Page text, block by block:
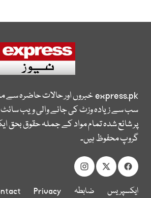
express.pkخبروں اور حالات حاضرہ سے
سب سے زیادہ وزٹ کی جانے والی ویب
پر شائع شدہ تمام مواد کے جملہ حقوق بحق
گروپ محفوظ ہیں۔
ایکسپریس
ضابطہ
Privacy